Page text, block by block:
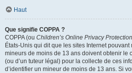
Haut
Que signifie COPPA ?
COPPA (ou Children’s Online Privacy
États-Unis qui dit que les sites Internet
mineurs de moins de 13 ans doivent obtenir le
(ou d’un tuteur légal) pour la collecte de ces
d’identifier un mineur de moins de 13 ans. Si